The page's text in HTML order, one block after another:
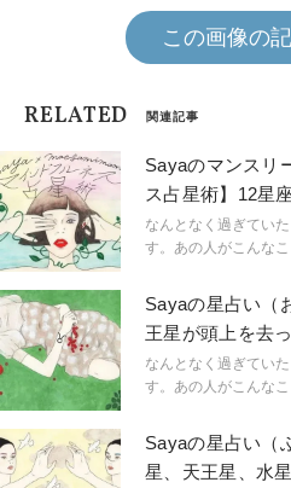
この画像の
RELATED 関連記事
Sayaのマンスリ
ス占星術】12星
なんとなく過ぎてい
す。あの人がこんな
い。こんなにも気持
うように。星という
や予兆にも気づき始
に。マインドフルに
「今、ここ」を生き
Sayaの星占い（
王星が頭上を去
を伝えること】
なんとなく過ぎてい
す。あの人がこんな
い。こんなにも気持
うように。星という
や予兆にも気づき始
Sayaの星占い（
星、天王星、水